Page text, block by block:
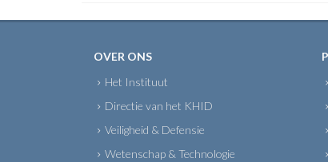
OVER ONS
Het Instituut
Directie van het KHID
Veiligheid & Defensie
Wetenschap & Technologie